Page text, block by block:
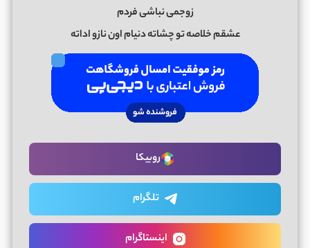
زوجمی نباشی فردم
عشقم خلاصه تو چشاته دنیام اون نازو اداته
روبیکا
تلگرام
اینستاگرام